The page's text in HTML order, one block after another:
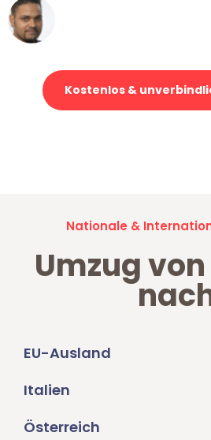
Kostenlos &
Nationale &
Umzug
EU-Ausland
Italien
Österreich